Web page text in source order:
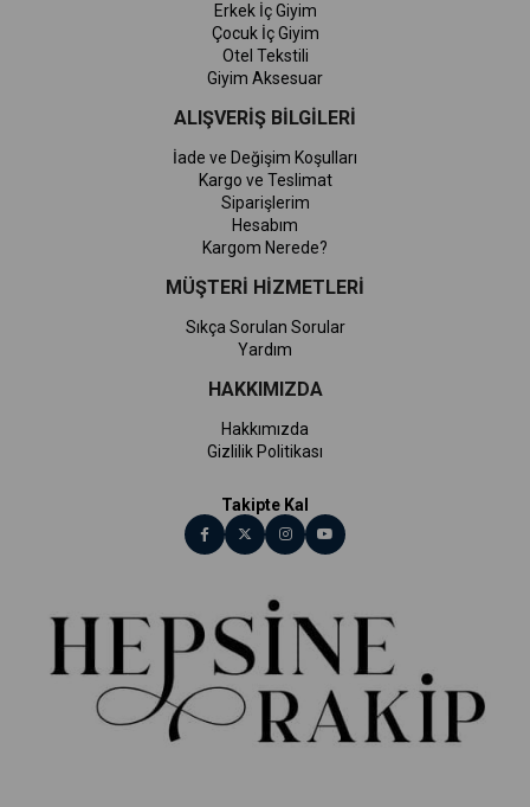
Erkek İç Giyim
Çocuk İç Giyim
Otel Tekstili
Giyim Aksesuar
ALIŞVERİŞ BİLGİLERİ
İade ve Değişim Koşulları
Kargo ve Teslimat
Siparişlerim
Hesabım
Kargom Nerede?
MÜŞTERİ HİZMETLERİ
Sıkça Sorulan Sorular
Yardım
HAKKIMIZDA
Hakkımızda
Gizlilik Politikası
Takipte Kal